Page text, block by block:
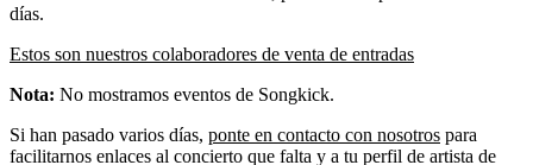
días.
Estos son nuestros colaboradores de venta de entradas
Nota: No mostramos eventos de Songkick.
Si han pasado varios días, ponte en contacto con nosotros para
facilitarnos enlaces al concierto que falta y a tu perfil de artista de